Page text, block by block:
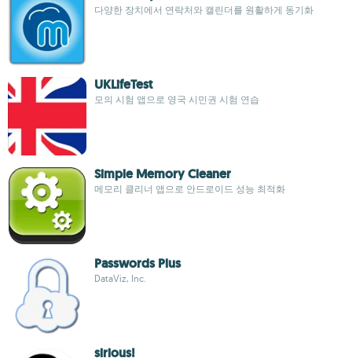
다양한 장치에서 연락처와 캘린더를 원활하게 동기화
UKLifeTest
모의 시험 앱으로 영국 시민권 시험 연습
Simple Memory Cleaner
메모리 클리너 앱으로 안드로이드 성능 최적화
Passwords Plus
DataViz, Inc.
sirious!